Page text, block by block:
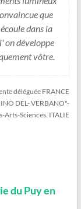
que
dans la
on développe
vôtre.
déléguée FRANCE
DEL- VERBANO"-
Arts-Sciences. ITALIE
du Puy en